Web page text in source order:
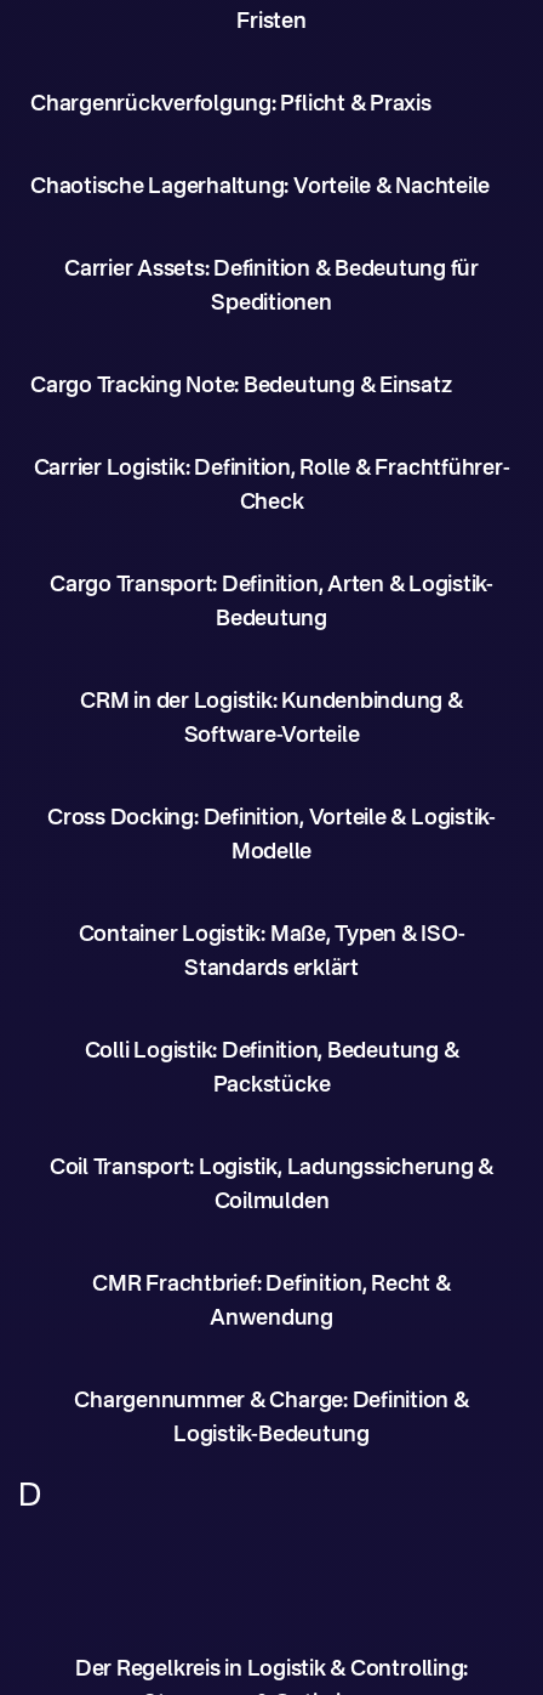
Fristen
Chargenrückverfolgung: Pflicht & Praxis
Chaotische Lagerhaltung: Vorteile & Nachteile
Carrier Assets: Definition & Bedeutung für
Speditionen
Cargo Tracking Note: Bedeutung & Einsatz
Carrier Logistik: Definition, Rolle & Frachtführer-
Check
Cargo Transport: Definition, Arten & Logistik-
Bedeutung
CRM in der Logistik: Kundenbindung &
Software-Vorteile
Cross Docking: Definition, Vorteile & Logistik-
Modelle
Container Logistik: Maße, Typen & ISO-
Standards erklärt
Colli Logistik: Definition, Bedeutung &
Packstücke
Coil Transport: Logistik, Ladungssicherung &
Coilmulden
CMR Frachtbrief: Definition, Recht &
Anwendung
Chargennummer & Charge: Definition &
Logistik-Bedeutung
D
Der Regelkreis in Logistik & Controlling: